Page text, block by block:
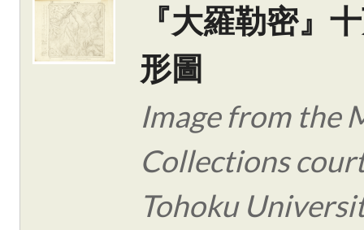
『大羅勒密』
形圖
Image from the
Collections
Tohoku